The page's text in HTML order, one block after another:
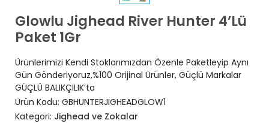
Glowlu Jighead River Hunter 4’Lü
Paket 1Gr
Ürünlerimizi Kendi Stoklarımızdan Özenle Paketleyip Aynı
Gün Gönderiyoruz,%100 Orijinal Ürünler, Güçlü Markalar
GÜÇLÜ BALIKÇILIK’ta
Ürün Kodu: GBHUNTERJIGHEADGLOW1
Kategori: Jighead ve Zokalar